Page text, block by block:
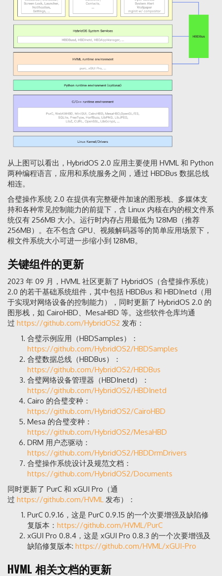
从上图可以看出，HybridOS 2.0 应用主要使用 HVML 和 Python
两种编程语言，应用和系统服务之间，通过 HBDBus 数据总线
相连。
合璧操作系统 2.0 在提供有完整硬件加速的图形栈、多媒体支
持和各种常见控制能力的前提下，含 Linux 内核在内的根文件系
统仅有 256MB 大小。运行时内存占用最低为 128MB（推荐
256MB）。在不包含 GPU、视频解码器等的简单应用场景下，
根文件系统大小可进一步缩小到 128MB。
关键组件的更新
2023 年 09 月，HVML 社区更新了 HybridOS（合璧操作系统）
2.0 的若干基础系统组件，其中包括 HBDBus 和 HBDInetd（用
于实现对网络设备的控制能力），同时更新了 HybridOS 2.0 的
图形栈，如 CairoHBD、MesaHBD 等。这些软件仓库均通
过 https://github.com/HybridOS2 发布：
合璧示例应用（HBDSamples）：
https://github.com/HybridOS2/HBDSamples
合璧数据总线（HBDBus）：
https://github.com/HybridOS2/HBDBus
合璧网络设备管理器（HBDInetd）：
https://github.com/HybridOS2/HBDInetd
Cairo 的合璧变种：
https://github.com/HybridOS2/CairoHBD
Mesa 的合璧变种：
https://github.com/HybridOS2/MesaHBD
DRM 用户态驱动：
https://github.com/HybridOS2/HBDDrmDrivers
合璧操作系统设计及规范文档：
https://github.com/HybridOS2/Documents
同时更新了 PurC 和 xGUI Pro（通
过 https://github.com/HVML 发布）：
PurC 0.9.16，这是 PurC 0.9.15 的一个次要增强及缺陷修
复版本： https://github.com/HVML/PurC
xGUI Pro 0.8.4，这是 xGUI Pro 0.8.3 的一个次要增强及
缺陷修复版本: https://github.com/HVML/xGUI-Pro
HVML 相关文档的更新